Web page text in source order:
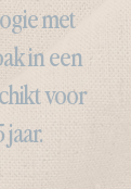
met
in een
voor